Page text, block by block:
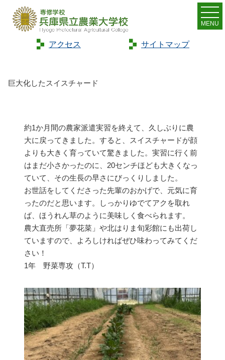
アクセス サイトマップ
MENU
Home> トピックス 巨大化したスイスチャード
巨大化したスイスチャード
約1か月間の農家派遣実習を終えて、久しぶりに農
大に戻ってきました。すると、スイスチャードが顔
よりも大きく育っていて驚きました。実習に行く前
はまだ小さかったのに、20センチほども大きくなっ
ていて、その生長の早さにびっくりしました。
お世話をしてくださった先輩のおかげで、元気に育
ったのだと思います。しっかりゆでてアクを取れ
ば、ほうれん草のように美味しく食べられます。
農大直売所「夢花菜」や北はりま旬彩館にも出荷し
ていますので、よろしければぜひ味わってみてくだ
さい！
1年 野菜専攻（T.T）